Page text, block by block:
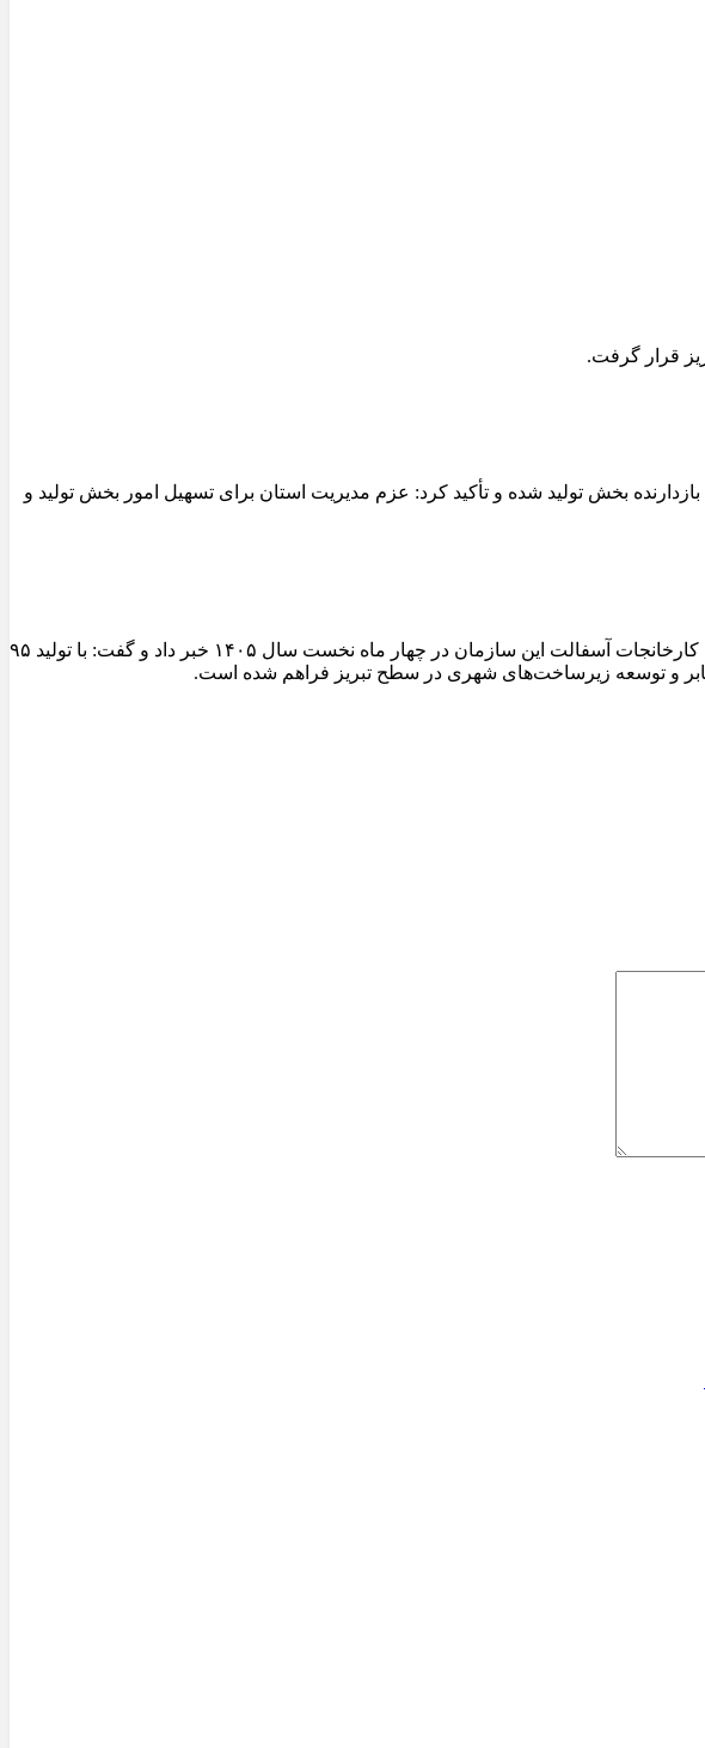
قرار گرفت.
بخش تولید شده و تأکید کرد: عزم مدیریت استان برای تسهیل امور بخش تولید و
مدیرعامل سازمان عمران و بازآفرینی فضاهای شهری شهرداری تبریز از ثبت یکی از شاخص‌ترین عملکردهای تولیدی کارخانجات آسفالت این سازمان در چهار ماه نخست سال ۱۴۰۵ خبر داد و گفت: با تولید ۹۵